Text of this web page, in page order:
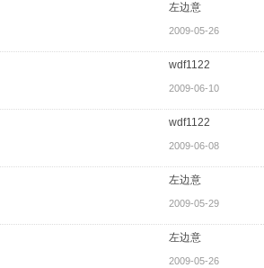
左边意
2009-05-26
wdf1122
2009-06-10
wdf1122
2009-06-08
左边意
2009-05-29
左边意
2009-05-26